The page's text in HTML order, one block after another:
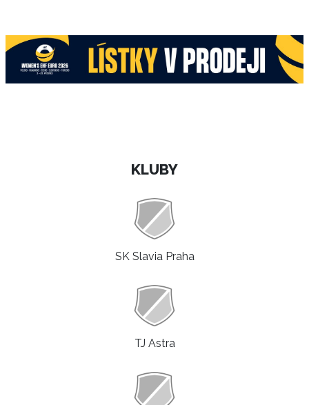
KLUBY
SK Slavia Praha
TJ Astra